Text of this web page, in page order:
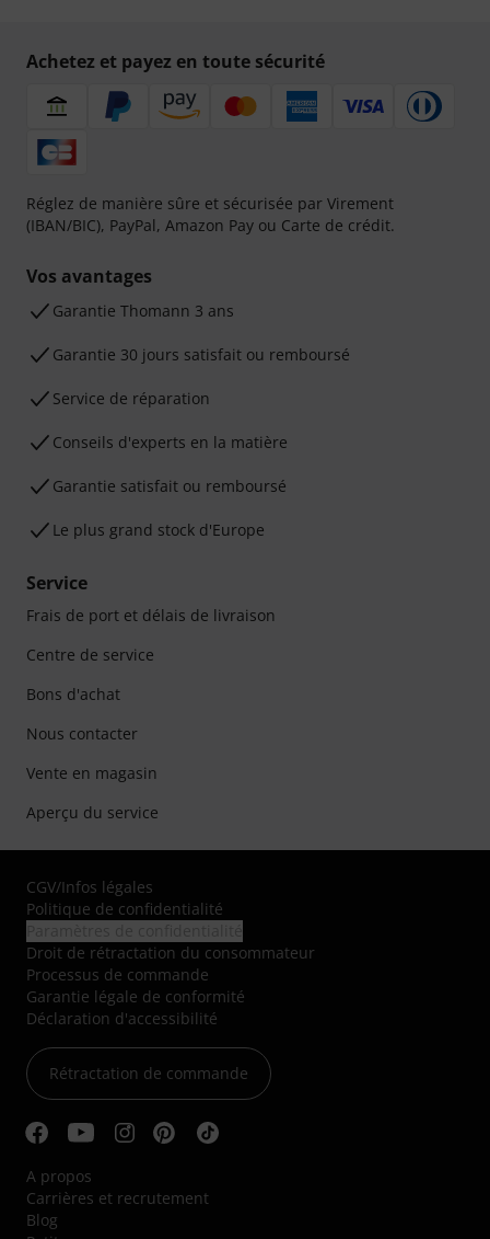
Achetez et payez en toute sécurité
Réglez de manière sûre et sécurisée par Virement
(IBAN/BIC), PayPal, Amazon Pay ou Carte de crédit.
Vos avantages
Ga­ran­tie Thomann 3 ans
Garantie 30 jours satisfait ou remboursé
Service de réparation
Conseils d'experts en la matière
Garantie satisfait ou remboursé
Le plus grand stock d'Europe
Service
Frais de port et délais de livraison
Centre de service
Bons d'achat
Nous contacter
Vente en magasin
Aperçu du service
CGV/Infos légales
Politique de confidentialité
Droit de rétractation du consommateur
Processus de commande
Garantie légale de conformité
Déclaration d'accessibilité
Rétractation de commande
A propos
Carrières et recrutement
Blog